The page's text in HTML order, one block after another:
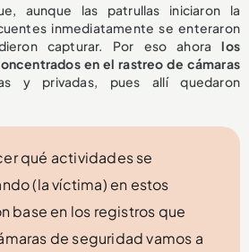
aunque las patrullas iniciaron la
inmediatamente se enteraron
capturar. Por eso ahoralos
en el rastreo de cámaras
y privadas, pues allí quedaron
qué actividades se
(la víctima) en estos
base en los registros que
de seguridad vamos a